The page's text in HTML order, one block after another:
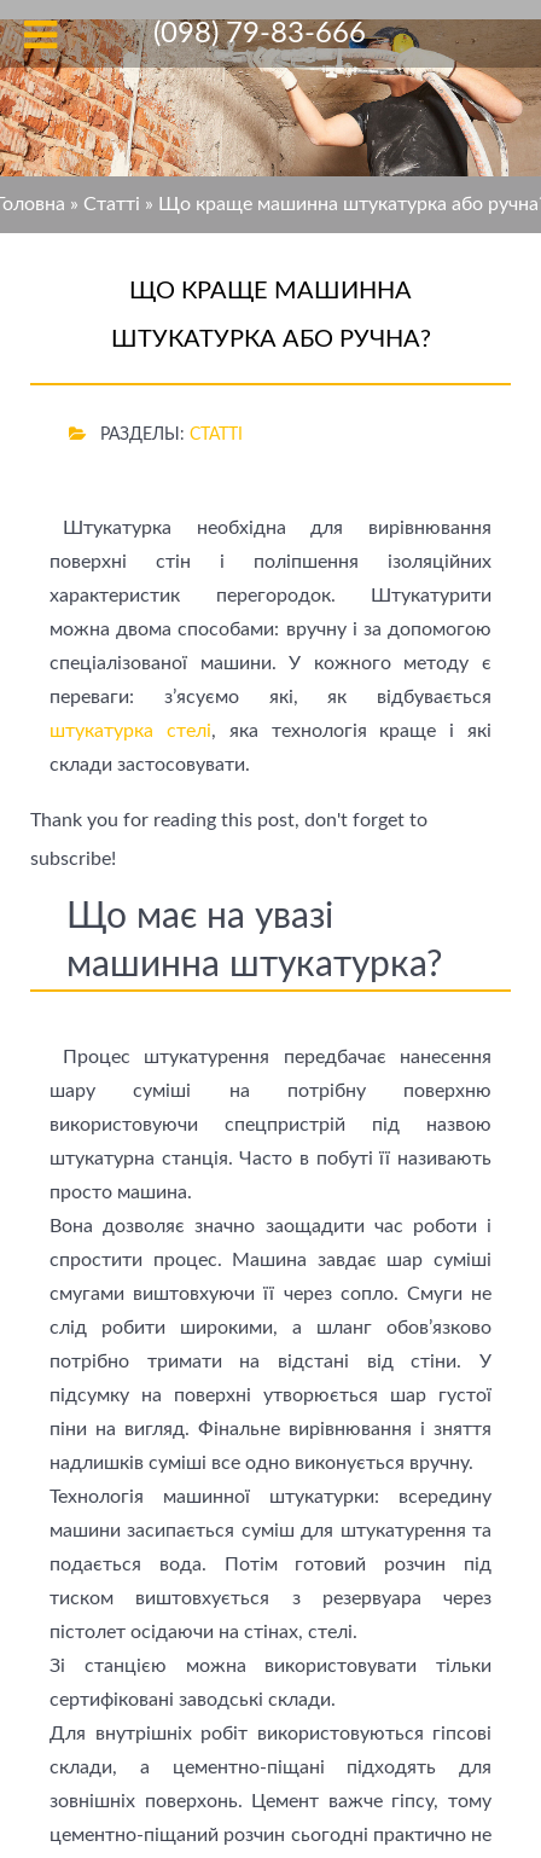
» Статті » Що краще машинна штукатурка або
ЩО КРАЩЕ МАШИННА
ШТУКАТУРКА АБО РУЧНА?
РАЗДЕЛЫ: СТАТТІ
Штукатурка необхідна для вирівнювання
поверхні стін і поліпшення ізоляційних
характеристик перегородок. Штукатурити
можна двома способами: вручну і за допомогою
спеціалізованої машини. У кожного методу є
переваги: з’ясуємо які, як відбувається
штукатурка стелi, яка технологія краще і які
склади застосовувати.
Thank you for reading this post, don't forget to
subscribe!
Що має на увазі
машинна штукатурка?
Процес штукатурення передбачає нанесення
шару суміші на потрібну поверхню
використовуючи спецпристрій під назвою
штукатурна станція. Часто в побуті її називають
просто машина.
Вона дозволяє значно заощадити час роботи і
спростити процес. Машина завдає шар суміші
смугами виштовхуючи її через сопло. Смуги не
слід робити широкими, а шланг обов’язково
потрібно тримати на відстані від стіни. У
підсумку на поверхні утворюється шар густої
піни на вигляд. Фінальне вирівнювання і зняття
надлишків суміші все одно виконується вручну.
Технологія машинної штукатурки: всередину
машини засипається суміш для штукатурення та
подається вода. Потім готовий розчин під
тиском виштовхується з резервуара через
пістолет осідаючи на стінах, стелі.
Зі станцією можна використовувати тільки
сертифіковані заводські склади.
Для внутрішніх робіт використовуються гіпсові
склади, а цементно-піщані підходять для
зовнішніх поверхонь. Цемент важче гіпсу, тому
цементно-піщаний розчин сьогодні практично не
(098) 79-83-666